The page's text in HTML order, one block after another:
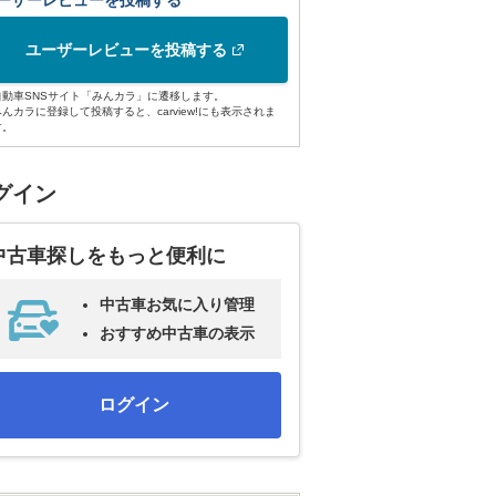
ユーザーレビューを投稿する
車SNSサイト「みんカラ」に遷移します。
んカラに登録して投稿すると、carview!にも表示されま
イン
古車探しをもっと便利に
中古車お気に入り管理
おすすめ中古車の表示
ログイン